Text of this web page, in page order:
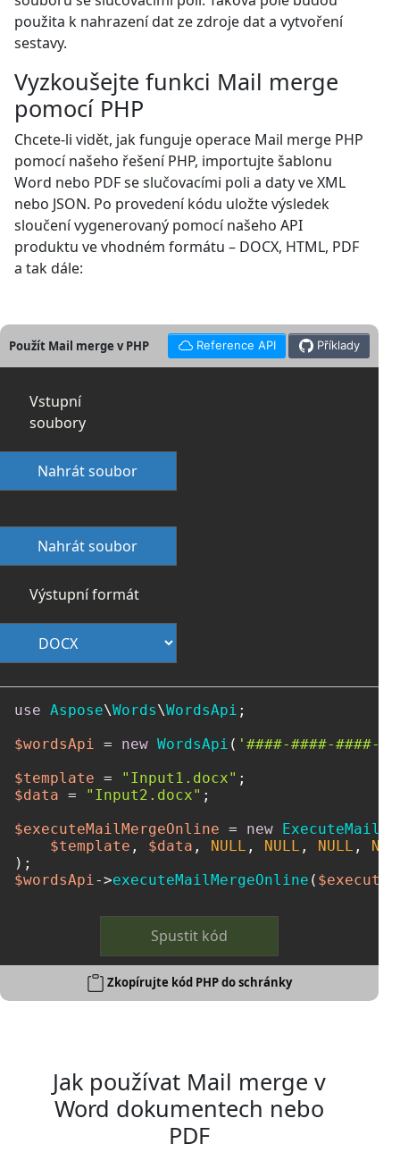
použita k nahrazení dat ze zdroje dat a vytvoření
sestavy.
Vyzkoušejte funkci Mail merge
pomocí PHP
Chcete-li vidět, jak funguje operace Mail merge PHP
pomocí našeho řešení PHP, importujte šablonu
Word nebo PDF se slučovacími poli a daty ve XML
nebo JSON. Po provedení kódu uložte výsledek
sloučení vygenerovaný pomocí našeho API
produktu ve vhodném formátu – DOCX, HTML, PDF
a tak dále:
Použít Mail merge v PHP Reference API Příklady
Vstupní
soubory
Nahrát soubor
Nahrát soubor
Výstupní formát
use Aspose\Words\WordsApi ;
$wordsApi = new WordsApi ( '####-####-####-
$template = "Input1.docx"
$data = "Input2.docx" ;
$executeMailMergeOnline = new
$template , $data , NULL , NULL , NULL ,
$wordsApi->executeMailMergeOnline (
Spustit kód
Zkopírujte kód PHP do schránky
Jak používat Mail merge v
Word dokumentech nebo
PDF